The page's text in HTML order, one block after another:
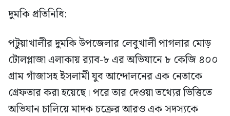
দুমকি প্রতিনিধি:
পটুয়াখালীর দুমকি উপজেলার লেবুখালী পাগলার মোড়
টোলপ্লাজা এলাকায় র‍্যাব-৮ এর অভিযানে ৮ কেজি ৪০০
গ্রাম গাঁজাসহ ইসলামী যুব আন্দোলনের এক নেতাকে
গ্রেফতার করা হয়েছে। পরে তার দেওয়া তথ্যের ভিত্তিতে
অভিযান চালিয়ে মাদক চক্রের আরও এক সদস্যকে